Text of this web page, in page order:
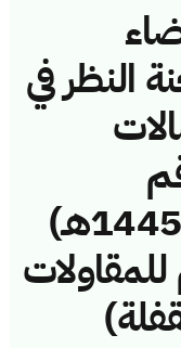
النظر في
(451141359/ق/1445هـ)